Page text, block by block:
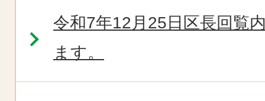
令和7年12月25日区長回覧
ます。